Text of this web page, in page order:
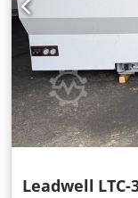
Leadwell